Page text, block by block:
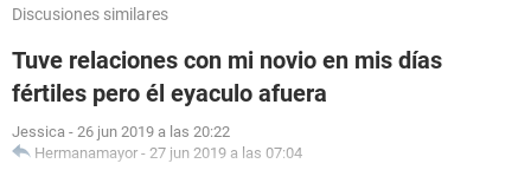
Discusiones similares
Tuve relaciones con mi novio en mis días
fértiles pero él eyaculo afuera
Jessica - 26 jun 2019 a las 20:22
Hermanamayor - 27 jun 2019 a las 07:04